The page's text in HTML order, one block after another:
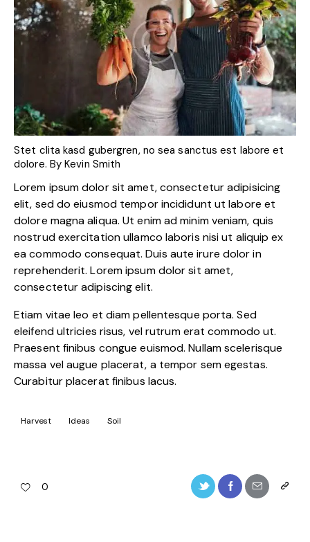
Stet clita kasd gubergren, no sea sanctus est labore et
dolore. ByKevin Smith
Lorem ipsum dolor sit amet, consectetur adipisicing
elit, sed do eiusmod tempor incididunt ut labore et
dolore magna aliqua. Ut enim ad minim veniam, quis
nostrud exercitation ullamco laboris nisi ut aliquip ex
ea commodo consequat. Duis aute irure dolor in
reprehenderit. Lorem ipsum dolor sit amet,
consectetur adipiscing elit.
Etiam vitae leo et diam pellentesque porta. Sed
eleifend ultricies risus, vel rutrum erat commodo ut.
Praesent finibus congue euismod. Nullam scelerisque
massa vel augue placerat, a tempor sem egestas.
Curabitur placerat finibus lacus.
Harvest Ideas Soil
0